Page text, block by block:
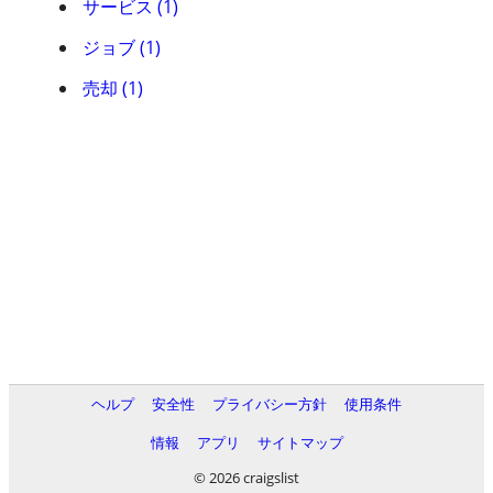
サービス (1)
ジョブ (1)
売却 (1)
ヘルプ 安全性 プライバシー方針
使用条件
情報
アプリ
サイトマップ
© 2026 craigslist